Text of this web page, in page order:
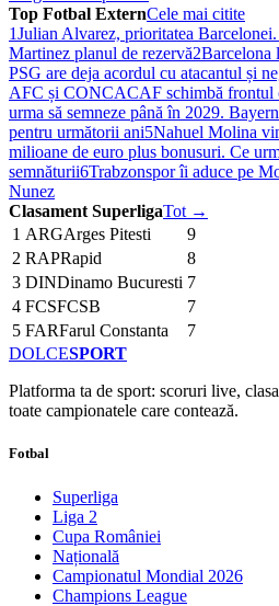
Top Fotbal ExternCele mai citite
1Julian Alvarez, prioritatea
Martinez planul de rezervă2Barcelona
PSG are deja acordul cu atacantul și
AFC și CONCACAF schimbă frontul
urma să semneze până în 2029.
pentru următorii ani5Nahuel Molina
milioane de euro plus bonusuri. Ce
semnăturii6Trabzonspor îi aduce pe
Nunez
Clasament SuperligaTot →
1 ARGArges Pitesti
9
2 RAPRapid
8
3 DINDinamo Bucuresti 7
4 FCSFCSB
7
5 FARFarul Constanta
7
DOLCESPORT
Platforma ta de sport: scoruri live,
toate campionatele care contează.
Fotbal
Superliga
Liga 2
Cupa României
Națională
Campionatul Mondial 2026
Champions League